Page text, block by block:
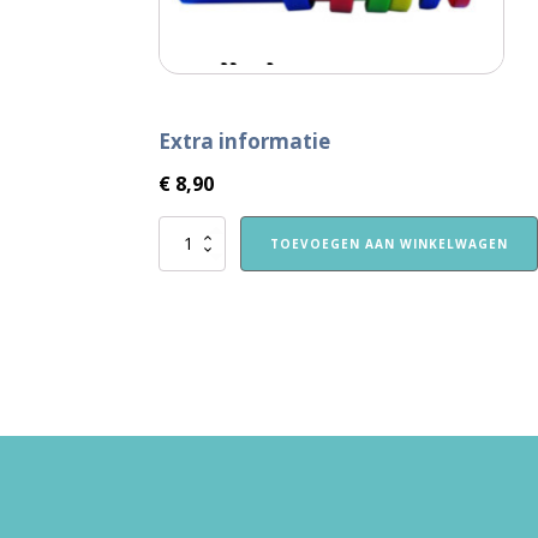
Extra informatie
€ 8,90
Stapelbekers
TOEVOEGEN AAN WINKELWAGEN